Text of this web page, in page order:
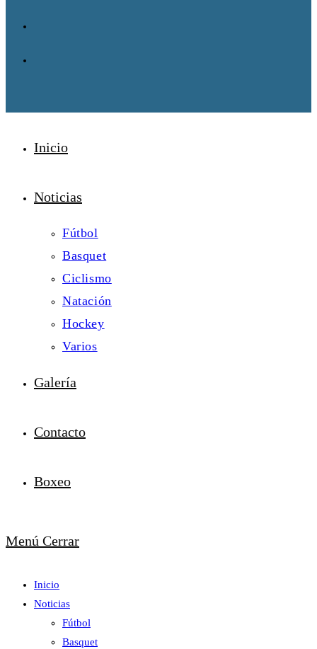
Inicio
Noticias
Fútbol
Basquet
Ciclismo
Natación
Hockey
Varios
Galería
Contacto
Boxeo
Menú Cerrar
Inicio
Noticias
Fútbol
Basquet